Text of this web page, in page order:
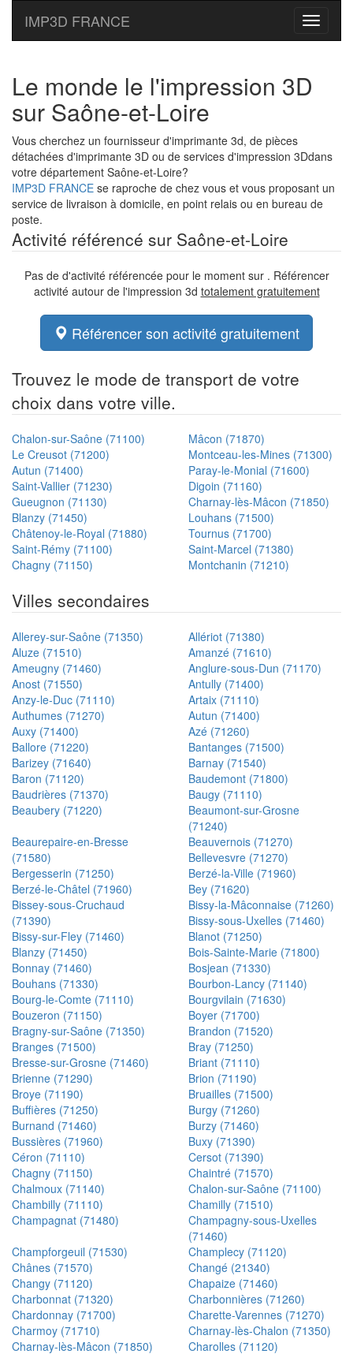
Toggle
IMP3D FRANCE
Le monde le l'impression 3D
sur Saône-et-Loire
Vous cherchez un fournisseur d'imprimante 3d, de pièces
détachées d'imprimante 3D ou de services d'impression 3Ddans
votre département Saône-et-Loire?
IMP3D FRANCE se raproche de chez vous et vous proposant un
service de livraison à domicile, en point relais ou en bureau de
poste.
Activité référencé sur Saône-et-Loire
Pas de d'activité référencée pour le moment sur . Référencer
activité autour de l'impression 3d totalement gratuitement
Référencer son activité gratuitement
Trouvez le mode de transport de votre
choix dans votre ville.
Chalon-sur-Saône (71100)
Mâcon (71870)
Le Creusot (71200)
Montceau-les-Mines (71300)
Autun (71400)
Paray-le-Monial (71600)
Saint-Vallier (71230)
Digoin (71160)
Gueugnon (71130)
Charnay-lès-Mâcon (71850)
Blanzy (71450)
Louhans (71500)
Châtenoy-le-Royal (71880)
Tournus (71700)
Saint-Rémy (71100)
Saint-Marcel (71380)
Chagny (71150)
Montchanin (71210)
Villes secondaires
Allerey-sur-Saône (71350)
Allériot (71380)
Aluze (71510)
Amanzé (71610)
Ameugny (71460)
Anglure-sous-Dun (71170)
Anost (71550)
Antully (71400)
Anzy-le-Duc (71110)
Artaix (71110)
Authumes (71270)
Autun (71400)
Auxy (71400)
Azé (71260)
Ballore (71220)
Bantanges (71500)
Barizey (71640)
Barnay (71540)
Baron (71120)
Baudemont (71800)
Baudrières (71370)
Baugy (71110)
Beaubery (71220)
Beaumont-sur-Grosne
(71240)
Beaurepaire-en-Bresse
(71580)
Beauvernois (71270)
Bellevesvre (71270)
Bergesserin (71250)
Berzé-la-Ville (71960)
Berzé-le-Châtel (71960)
Bey (71620)
Bissey-sous-Cruchaud
(71390)
Bissy-la-Mâconnaise (71260)
Bissy-sous-Uxelles (71460)
Bissy-sur-Fley (71460)
Blanot (71250)
Blanzy (71450)
Bois-Sainte-Marie (71800)
Bonnay (71460)
Bosjean (71330)
Bouhans (71330)
Bourbon-Lancy (71140)
Bourg-le-Comte (71110)
Bourgvilain (71630)
Bouzeron (71150)
Boyer (71700)
Bragny-sur-Saône (71350)
Brandon (71520)
Branges (71500)
Bray (71250)
Bresse-sur-Grosne (71460)
Briant (71110)
Brienne (71290)
Brion (71190)
Broye (71190)
Bruailles (71500)
Buffières (71250)
Burgy (71260)
Burnand (71460)
Burzy (71460)
Bussières (71960)
Buxy (71390)
Céron (71110)
Cersot (71390)
Chagny (71150)
Chaintré (71570)
Chalmoux (71140)
Chalon-sur-Saône (71100)
Chambilly (71110)
Chamilly (71510)
Champagnat (71480)
Champagny-sous-Uxelles
(71460)
Champforgeuil (71530)
Champlecy (71120)
Chânes (71570)
Changé (21340)
Changy (71120)
Chapaize (71460)
Charbonnat (71320)
Charbonnières (71260)
Chardonnay (71700)
Charette-Varennes (71270)
Charmoy (71710)
Charnay-lès-Chalon (71350)
Charnay-lès-Mâcon (71850)
Charolles (71120)